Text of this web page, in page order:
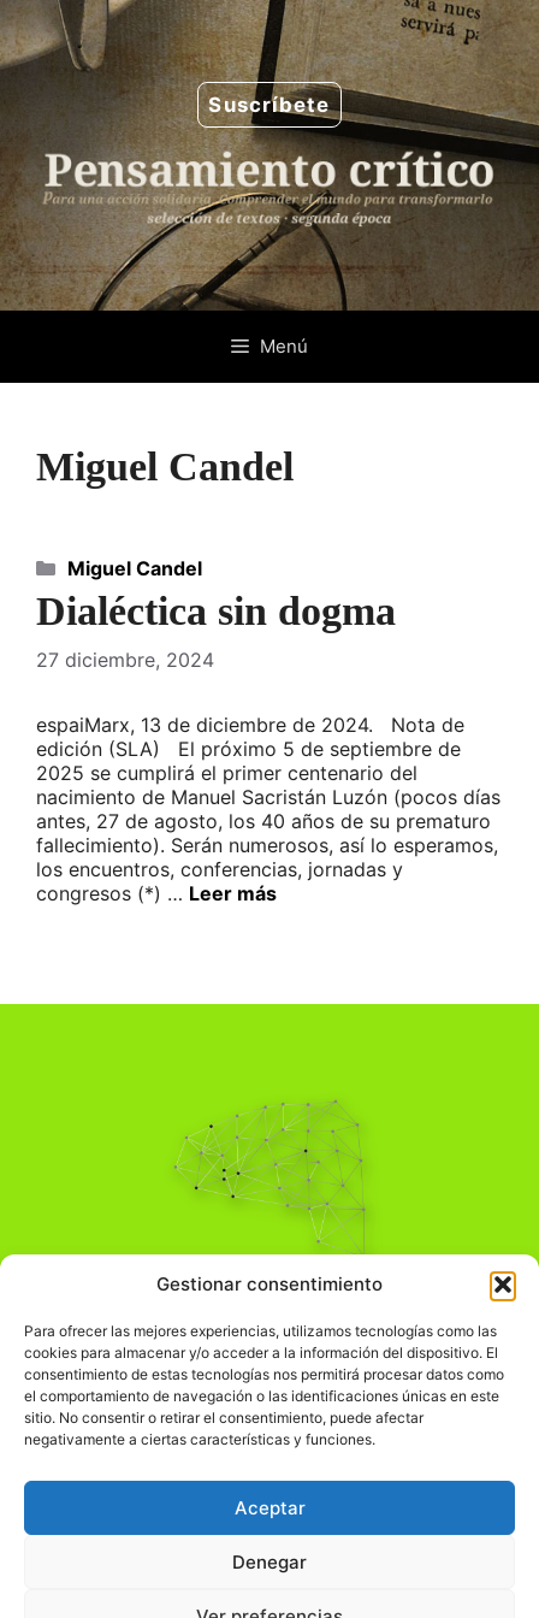
Gestionar consentimiento
Para ofrecer las mejores experiencias, utilizamos tecnologías como las
cookies para almacenar y/o acceder a la información del dispositivo. El
consentimiento de estas tecnologías nos permitirá procesar datos como
el comportamiento de navegación o las identificaciones únicas en este
sitio. No consentir o retirar el consentimiento, puede afectar
negativamente a ciertas características y funciones.
Aceptar
Denegar
Saltar
al
contenido
Suscríbete
Menú
Miguel Candel
Dialéctica sin dogma
27 diciembre, 2024
espaiMarx, 13 de diciembre de 2024. Nota de
edición (SLA) El próximo 5 de septiembre de
2025 se cumplirá el primer centenario del
nacimiento de Manuel Sacristán Luzón (pocos días
antes, 27 de agosto, los 40 años de su prematuro
fallecimiento). Serán numerosos, así lo esperamos,
los encuentros, conferencias, jornadas y
congresos (*) … Leer más
Categorías
Miguel Candel
Pensamiento Crítico
Comprender el mundo para transformarlo.
Información Legal
჻Política de privacidad
Política de cookies